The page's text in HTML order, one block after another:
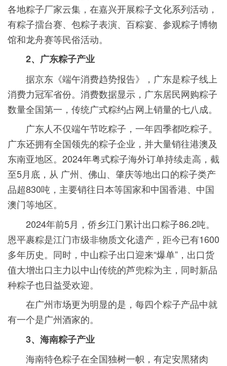
各地粽子厂家云集，在嘉兴开展粽子文化系列活动，
有粽子擂台赛、包粽子表演、百粽宴、参观粽子博物
馆和龙舟赛等民俗活动。
2、广东粽子产业
据京东《端午消费趋势报告》，广东是粽子线上
消费力冠军省份。消费数据显示，广东居民网购粽子
数量全国第一，传统广式粽约占网上销量的七八成。
广东人不仅端午节吃粽子，一年四季都吃粽子。
广东还拥有全国领先的粽子企业，并大量销往港澳及
东南亚地区。2024年粤式粽子海外订单持续走高，截
至5月底，从 广州、佛山、肇庆等地出口的粽子类产
品超830吨，主要销往日本等国家和中国香港、中国
澳门等地区。
2024年前5月，侨乡江门累计出口粽子86.2吨。
恩平裹粽是江门市级非物质文化遗产，距今已有1600
多年历史。同时，中山粽子出口迎来“爆单”，出口货
值大增出口主力以中山传统的芦兜粽为主，同时新品
种粽子也日益受欢迎。
在广州市场更为明显的是，每四个粽子产品中就
有一个是广州酒家的。
3、海南粽子产业
海南特色粽子在全国独树一帜，有定安黑猪肉